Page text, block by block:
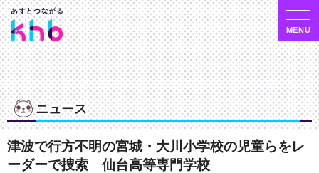
ニュース
津波で行方不明の宮城・大川小学校の児童らをレ
ーダーで捜索 仙台高等専門学校